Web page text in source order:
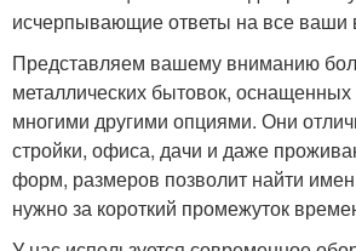
исчерпывающие ответы на все ваши
Представляем вашему вниманию
металлических бытовок,
многими другими опциями. Они
стройки, офиса, дачи и даже
форм, размеров позволит найти
нужно за короткий промежуток